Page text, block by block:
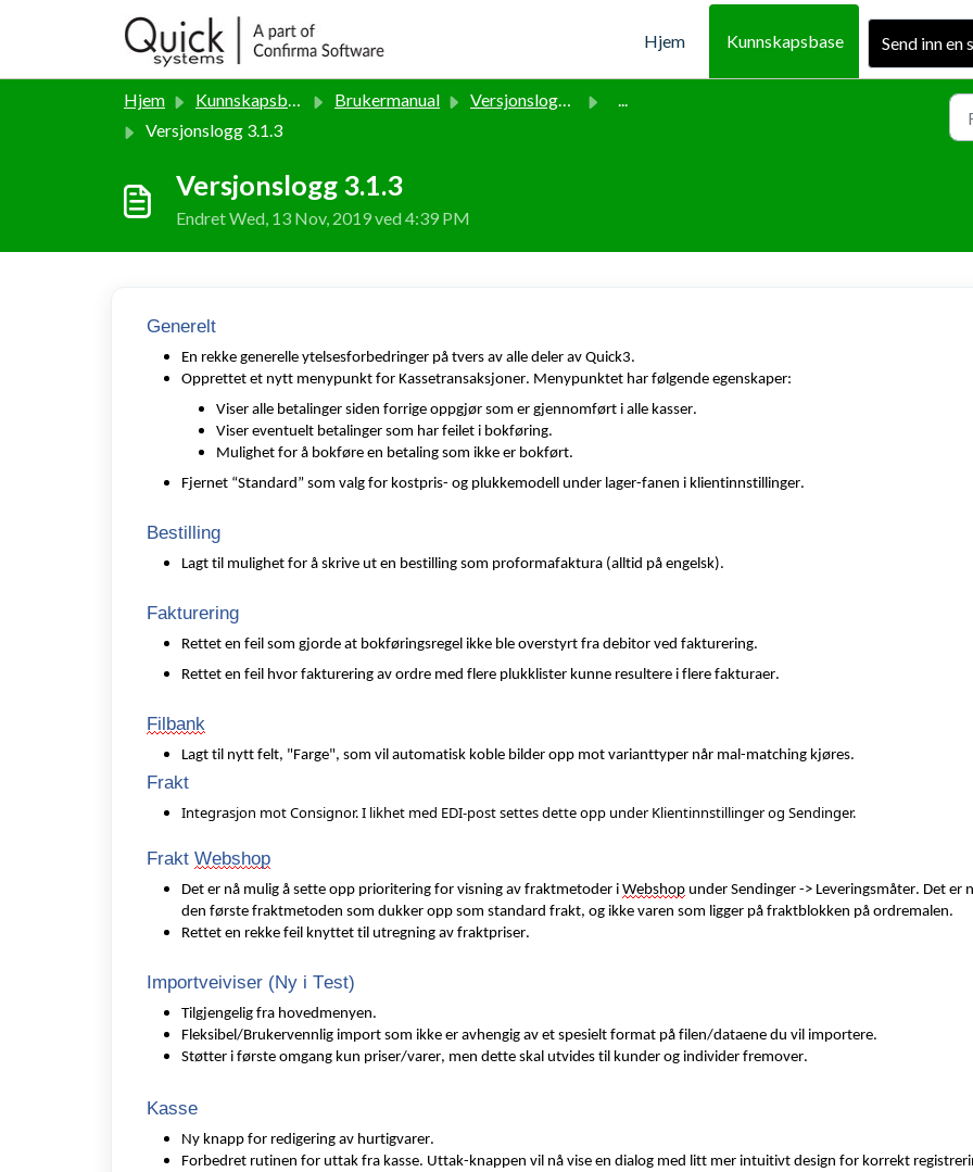
Hjem
Kunnskapsbase Send inn en
Hjem Kunnskapsbase Brukermanual Versjonslogg Quick3
...
Versjonslogg 3.1.3
Versjonslogg 3.1.3
Endret Wed, 13 Nov, 2019 ved 4:39 PM
Generelt
En rekke generelle ytelsesforbedringer på tvers av alle deler av Quick3.
Opprettet et nytt menypunkt for Kassetransaksjoner. Menypunktet har følgende egenskaper:
Viser alle betalinger siden forrige oppgjør som er gjennomført i alle kasser.
Viser eventuelt betalinger som har feilet i bokføring.
Mulighet for å bokføre en betaling som ikke er bokført.
Fjernet “Standard” som valg for kostpris- og plukkemodell under lager-fanen i klientinnstillinger.
Bestilling
Lagt til mulighet for å skrive ut en bestilling som proformafaktura (alltid på engelsk).
Fakturering
Rettet en feil som gjorde at bokføringsregel ikke ble overstyrt fra debitor ved fakturering.
Rettet en feil hvor fakturering av ordre med flere plukklister kunne resultere i flere fakturaer.
Filbank
Lagt til nytt felt, "Farge", som vil automatisk koble bilder opp mot varianttyper når mal-matching kjøres.
Frakt
Integrasjon mot Consignor. I likhet med EDI-post settes dette opp under Klientinnstillinger og Sendinger.
Frakt Webshop
Det er nå mulig å sette opp prioritering for visning av fraktmetoder i Webshop under Sendinger -> Leveringsmåter. Det er
den første fraktmetoden som dukker opp som standard frakt, og ikke varen som ligger på fraktblokken på ordremalen.
Rettet en rekke feil knyttet til utregning av fraktpriser.
Importveiviser (Ny i Test)
Tilgjengelig fra hovedmenyen.
Fleksibel/Brukervennlig import som ikke er avhengig av et spesielt format på filen/dataene du vil importere.
Støtter i første omgang kun priser/varer, men dette skal utvides til kunder og individer fremover.
Kasse
Ny knapp for redigering av hurtigvarer.
Forbedret rutinen for uttak fra kasse. Uttak-knappen vil nå vise en dialog med litt mer intuitivt design for korrekt